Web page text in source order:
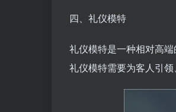
四、礼仪模特
礼仪模特是一种相对高
礼仪模特需要为客人引